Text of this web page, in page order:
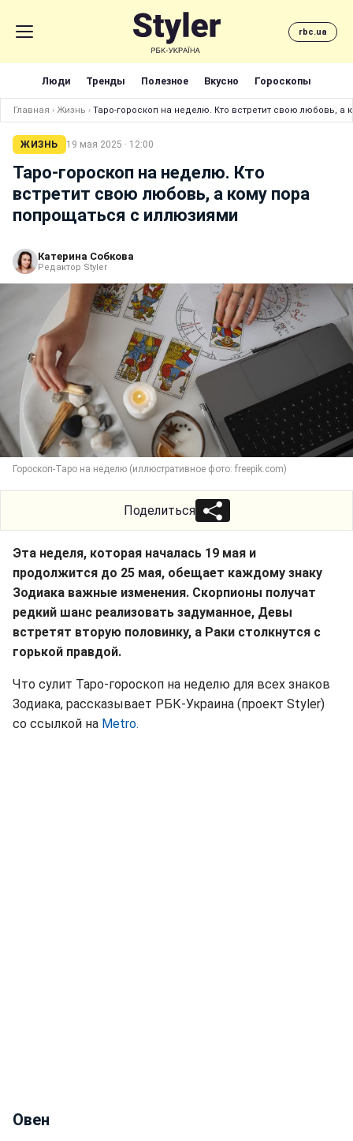
rbc.ua
Люди Тренды Полезное Вкусно Гороскопы
Главная › Жизнь › Таро-гороскоп на неделю. Кто встретит свою любовь, а
ЖИЗНЬ 19 мая 2025 · 12:00
Таро-гороскоп на неделю. Кто
встретит свою любовь, а кому пора
попрощаться с иллюзиями
Катерина Собкова
Редактор Styler
Гороскоп-Таро на неделю (иллюстративное фото: freepik.com)
Поделиться
Эта неделя, которая началась 19 мая и
продолжится до 25 мая, обещает каждому знаку
Зодиака важные изменения. Скорпионы получат
редкий шанс реализовать задуманное, Девы
встретят вторую половинку, а Раки столкнутся с
горькой правдой.
Что сулит Таро-гороскоп на неделю для всех знаков
Зодиака, рассказывает РБК-Украина (проект Styler)
со ссылкой на Metro.
Овен